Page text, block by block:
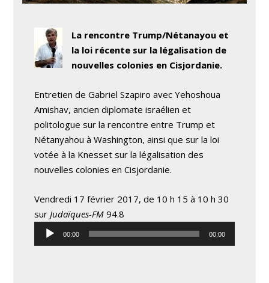
La rencontre Trump/Nétanayou et
la loi récente sur la légalisation de
nouvelles colonies en Cisjordanie.
Entretien de Gabriel Szapiro avec Yehoshoua
Amishav, ancien diplomate israélien et
politologue sur la rencontre entre Trump et
Nétanyahou à Washington, ainsi que sur la loi
votée à la Knesset sur la légalisation des
nouvelles colonies en Cisjordanie.
Vendredi 17 février 2017, de 10 h 15 à 10 h 30
surJudaïques-FM 94.8
Lecteur
audio
00:00 00:00